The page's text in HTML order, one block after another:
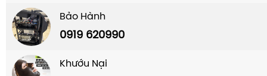
Bảo Hành
0919 620990
Khướu Nại